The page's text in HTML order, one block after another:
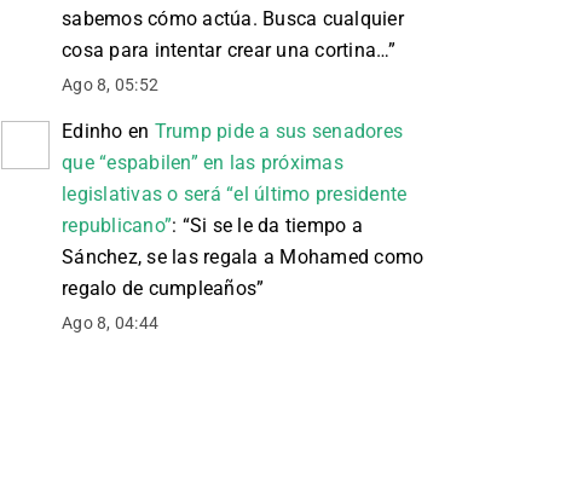
sabemos cómo actúa. Busca cualquier
cosa para intentar crear una cortina…”
Ago 8, 05:52
Edinho en Trump pide a sus senadores
que “espabilen” en las próximas
legislativas o será “el último presidente
republicano”: “Si se le da tiempo a
Sánchez, se las regala a Mohamed como
regalo de cumpleaños”
Ago 8, 04:44